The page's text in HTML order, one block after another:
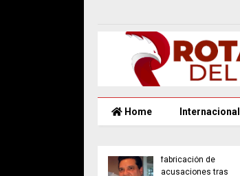
Home Internacional
fabricación de
acusaciones tras